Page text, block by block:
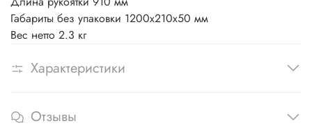
Габариты без упаковки 1200х210х50 мм
Вес нетто 2.3 кг
Характеристики
Отзывы